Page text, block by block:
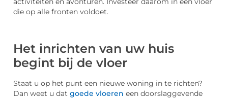
activiteiten en avonturen. Investeer daarom in een vloer
die op alle fronten voldoet.
Het inrichten van uw huis
begint bij de vloer
Staat u op het punt een nieuwe woning in te richten?
Dan weet u dat goede vloeren een doorslaggevende